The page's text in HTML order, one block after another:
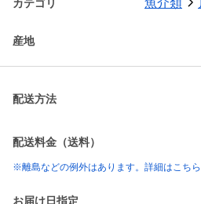
カテゴリ 魚介類
産地
配送方法
配送料金（送料）
※離島などの例外はあります。詳細はこちら
お届け日指定